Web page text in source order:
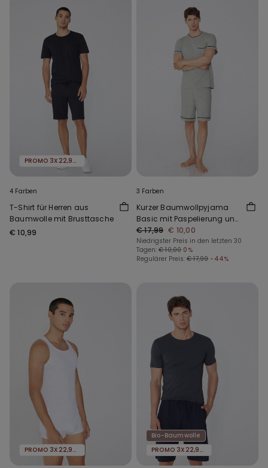
PROMO 3X22,99€
4 Farben
T-Shirt für Herren aus
Baumwolle mit Brusttasche
€ 10,99
3 Farben
Kurzer Baumwollpyjama
Basic mit Paspelierung und
kleiner Tasche
€ 17,99 € 10,00
Niedrigster Preis in den letzten 30
Tagen: € 10,00 0%
Regulärer Preis: € 17,99 -44%
PROMO 3X22,99€
Bio-Baumwolle
PROMO 3X22,99€